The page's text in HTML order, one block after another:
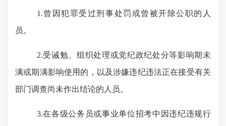
1.曾因犯罪受过刑事处罚或曾被开除公职的人
员。
2.受诫勉、组织处理或党纪政纪处分等影响期未
满或期满影响使用的，以及涉嫌违纪违法正在接受有关
部门调查尚未作出结论的人员。
3.在各级公务员或事业单位招考中因违纪违规行